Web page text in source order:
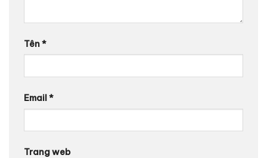
Tên*
Email *
Trang web